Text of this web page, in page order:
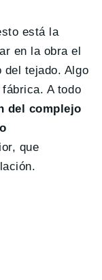
está la
en la obra el
del tejado. Algo
A todo
del complejo
que